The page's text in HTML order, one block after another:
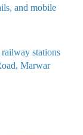
and mobile
stations
Marwar